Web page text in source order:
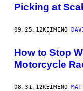
Picking at
09.25.12ΚΕΊΜΕΝΟ
How to Stop
Motorcycle
08.31.12ΚΕΊΜΕΝΟ